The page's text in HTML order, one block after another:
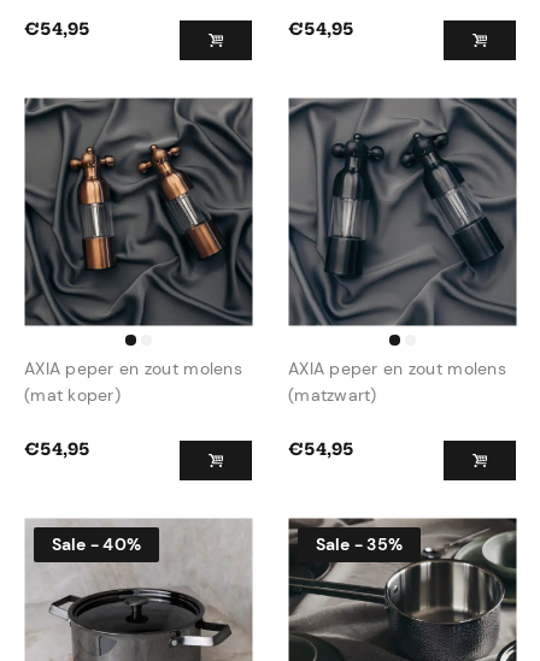
€54,95 €54,95
AXIA peper en zout molens
(mat koper)
€54,95
AXIA peper en zout molens
(matzwart)
€54,95
Sale - 40% Sale - 35%